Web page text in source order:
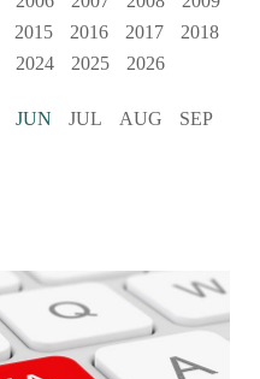
2015 2016 2017
2018
2024 2025 2026
JUN JUL AUG
SEP